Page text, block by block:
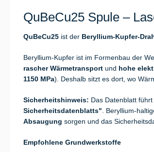
QuBeCu25 Spule –
QuBeCu25 ist der Beryllium-Kupfer-
Beryllium-Kupfer ist im Formenbau der
rascher Wärmetransport und hohe
1150 MPa). Deshalb sitzt es dort, wo
Sicherheitshinweis: Das Datenblatt
Sicherheitsdatenblatts" . Beryllium-
Absaugung sorgen und das
Empfohlene Grundwerkstoffe